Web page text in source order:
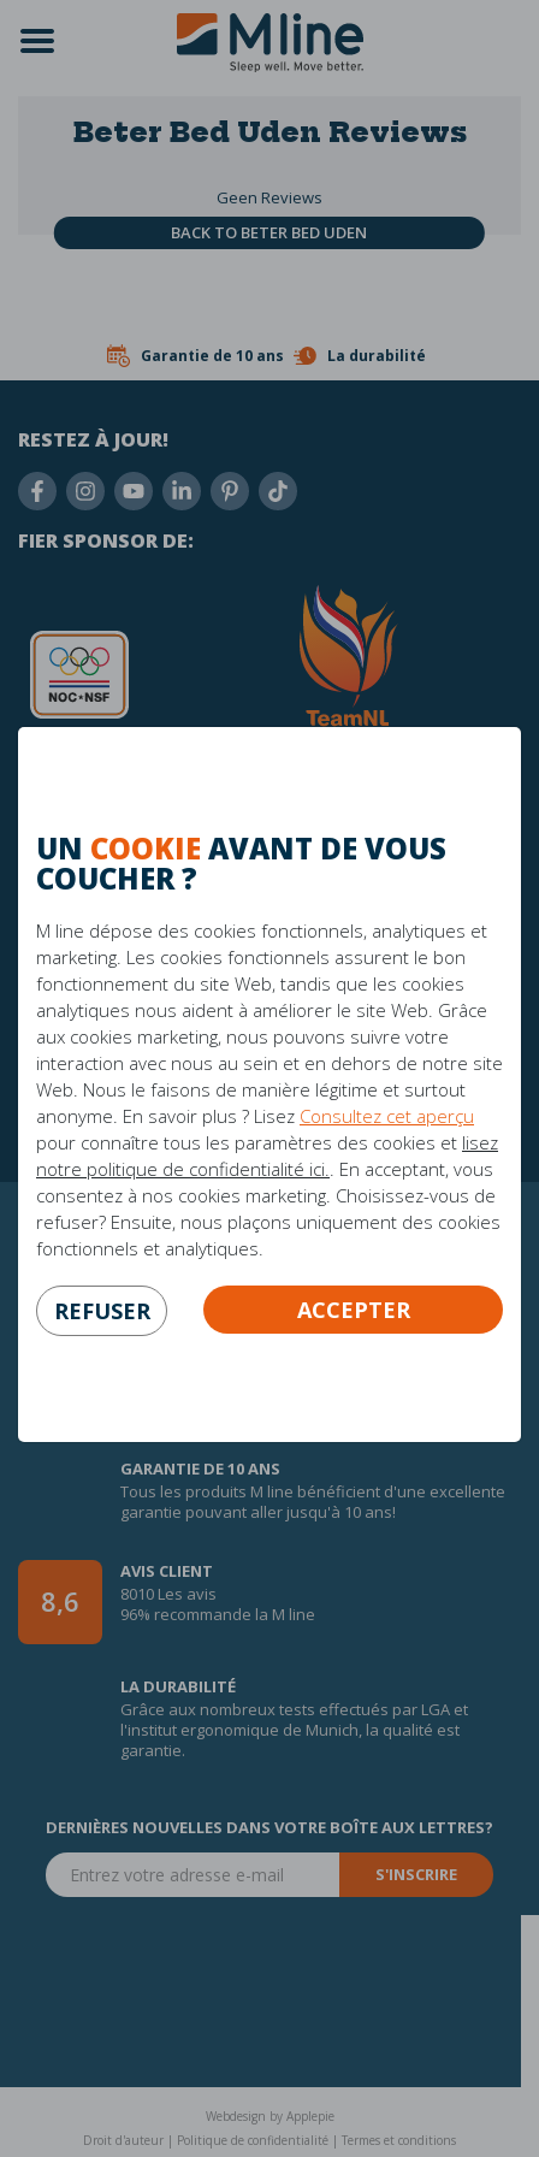
UN COOKIE AVANT DE VOUS
COUCHER ?
M line dépose des cookies fonctionnels, analytiques et
marketing. Les cookies fonctionnels assurent le bon
fonctionnement du site Web, tandis que les cookies
analytiques nous aident à améliorer le site Web. Grâce
aux cookies marketing, nous pouvons suivre votre
interaction avec nous au sein et en dehors de notre site
Web. Nous le faisons de manière légitime et surtout
anonyme. En savoir plus ? Lisez Consultez cet aperçu
pour connaître tous les paramètres des cookies et lisez
notre politique de confidentialité ici.. En acceptant, vous
consentez à nos cookies marketing. Choisissez-vous de
refuser? Ensuite, nous plaçons uniquement des cookies
fonctionnels et analytiques.
REFUSER ACCEPTER
Beter Bed Uden Reviews
Geen Reviews
BACK TO BETER BED UDEN
Garantie de 10 ans La durabilité
RESTEZ À JOUR!
FIER SPONSOR DE:
AVEZ-VOUS DES QUESTIONS?
+31 413-243050
Des brochures
CERTITUDE GARANTIE!
100 JOURS DE GARANTIE D'ÉCHANGE
GARANTIE DE 10 ANS
Tous les produits M line bénéficient d'une excellente
garantie pouvant aller jusqu'à 10 ans!
8,6
AVIS CLIENT
8010 Les avis
96% recommande la M line
LA DURABILITÉ
Grâce aux nombreux tests effectués par LGA et
l'institut ergonomique de Munich, la qualité est
garantie.
DERNIÈRES NOUVELLES DANS VOTRE BOÎTE AUX LETTRES?
S'INSCRIRE
Webdesign by Applepie
Droit d'auteur | Politique de confidentialité | Termes et conditions